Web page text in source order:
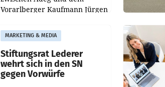
Vorarlberger Kaufmann Jürgen
freigegeben: Die
Bundeswettbewerbsbehörde
und der Bundeskartellanwalt
MARKETING & MEDIA
Stiftungsrat Lederer
wehrt sich in den SN
gegen Vorwürfe